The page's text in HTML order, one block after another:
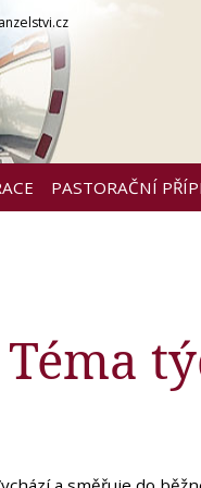
PASTORAČNÍ